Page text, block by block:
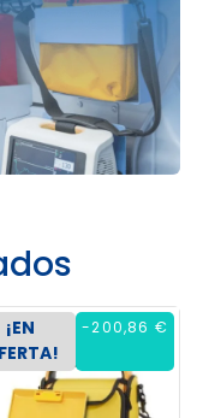
¡EN
-200,86 €